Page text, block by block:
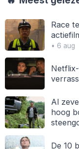
Race
• 6 aug
Al
hoog
De 10